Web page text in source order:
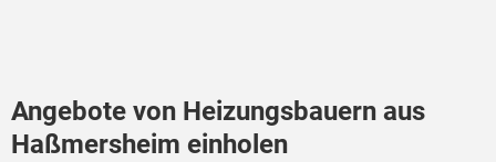
Angebote von Heizungsbauern aus
Haßmersheim einholen